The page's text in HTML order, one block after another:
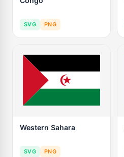
SVG PNG
Western Sahara
SVG PNG